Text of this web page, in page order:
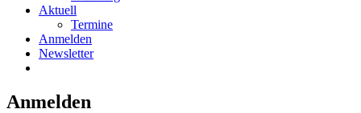
Aktuell
Termine
Anmelden
Newsletter
Anmelden